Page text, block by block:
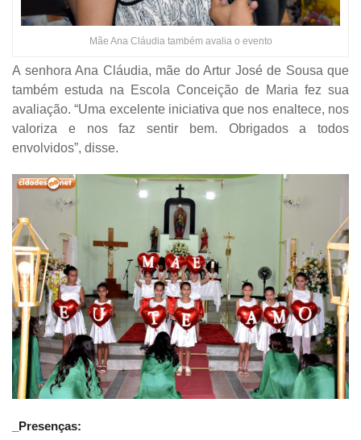
Mãe Ana Cláudia também avalia o evento
A senhora Ana Cláudia, mãe do Artur José de Sousa que
também estuda na Escola Conceição de Maria fez sua
avaliação. “Uma excelente iniciativa que nos enaltece, nos
valoriza e nos faz sentir bem. Obrigados a todos
envolvidos”, disse.
_Presenças: